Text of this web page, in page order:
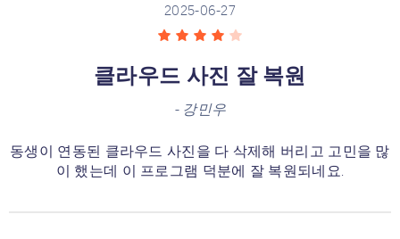
2025-06-27
클라우드 사진 잘 복원
- 강민우
동생이 연동된 클라우드 사진을 다 삭제해 버리고 고민을 많
이 했는데 이 프로그램 덕분에 잘 복원되네요.